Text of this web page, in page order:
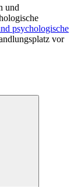
und
psychologische
vor